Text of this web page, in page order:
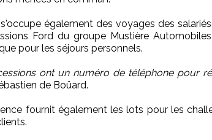
également des voyages des
Ford du groupe Mustière
pour les séjours personnels.
ont un numéro de téléphone pour
de Boüard.
fournit également les lots pour les